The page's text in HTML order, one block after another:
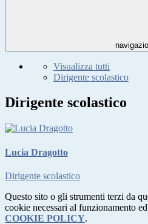
Visualizza tutti
Dirigente scolastico
Dirigente scolastico
Lucia Dragotto
Dirigente scolastico
Questo sito o gli strumenti terzi da
cookie necessari al funzionamento
COOKIE POLICY.